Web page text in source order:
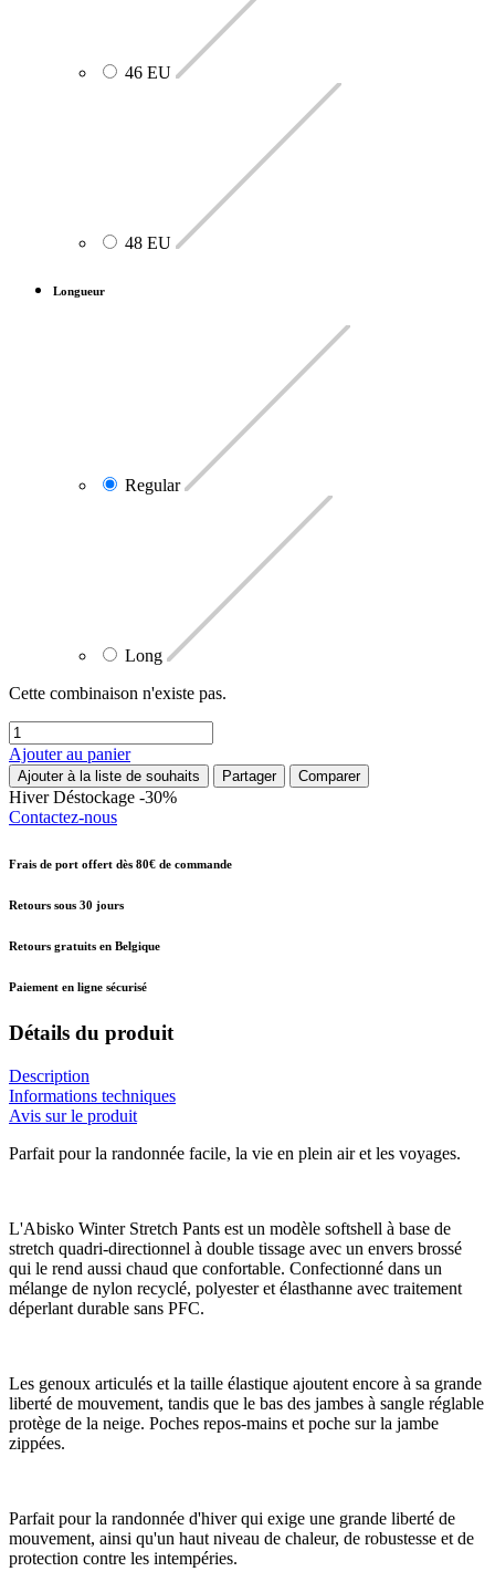
46 EU
48 EU
Longueur
Regular
Long
Cette combinaison n'existe pas.
Ajouter au panier
Ajouter à la liste de souhaits Partager Comparer
Hiver Déstockage -30%
Contactez-nous
Frais de port offert dès 80€ de commande
Retours sous 30 jours
Retours gratuits en Belgique
Paiement en ligne sécurisé
Détails du produit
Description
Informations techniques
Avis sur le produit
Parfait pour la randonnée facile, la vie en plein air et les voyages.
L'Abisko Winter Stretch Pants est un modèle softshell à base de
stretch quadri-directionnel à double tissage avec un envers brossé
qui le rend aussi chaud que confortable. Confectionné dans un
mélange de nylon recyclé, polyester et élasthanne avec traitement
déperlant durable sans PFC.
Les genoux articulés et la taille élastique ajoutent encore à sa grande
liberté de mouvement, tandis que le bas des jambes à sangle réglable
protège de la neige. Poches repos-mains et poche sur la jambe
zippées.
Parfait pour la randonnée d'hiver qui exige une grande liberté de
mouvement, ainsi qu'un haut niveau de chaleur, de robustesse et de
protection contre les intempéries.